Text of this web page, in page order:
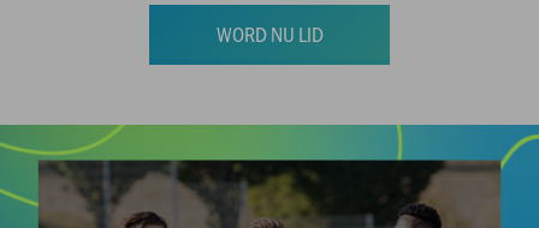
WORD NU LID